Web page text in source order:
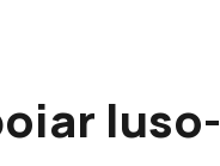
luso-